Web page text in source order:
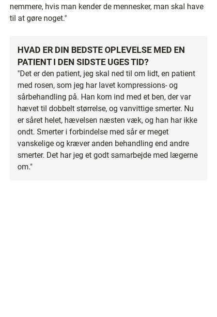
nemmere, hvis man kender de mennesker, man skal have
til at gøre noget."
HVAD ER DIN BEDSTE OPLEVELSE MED EN
PATIENT I DEN SIDSTE UGES TID?
"Det er den patient, jeg skal ned til om lidt, en patient
med rosen, som jeg har lavet kompressions- og
sårbehandling på. Han kom ind med et ben, der var
hævet til dobbelt størrelse, og vanvittige smerter. Nu
er såret helet, hævelsen næsten væk, og han har ikke
ondt. Smerter i forbindelse med sår er meget
vanskelige og kræver anden behandling end andre
smerter. Det har jeg et godt samarbejde med lægerne
om."